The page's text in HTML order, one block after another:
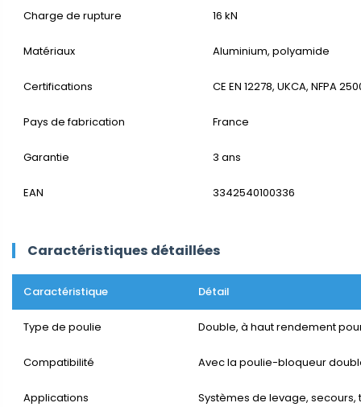
Charge de rupture 16 kN
Matériaux Aluminium, polyamide
Certifications CE EN 12278, UKCA, NFPA
Pays de fabrication France
Garantie 3 ans
EAN 3342540100336
Caractéristiques détaillées
Caractéristique Détail
Type de poulie Double, à haut rendement
Compatibilité Avec la poulie-bloqueur double
Applications
Systèmes de levage, secours,